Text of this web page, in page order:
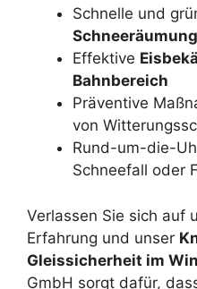
Schnelle und
Effektive
Bahnbereich
Präventive
von
Rund-um-die-
Schneefall oder
Verlassen Sie sich auf
Erfahrung und unser
Gleissicherheit im
GmbH sorgt dafür,